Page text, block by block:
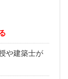
や建築士が